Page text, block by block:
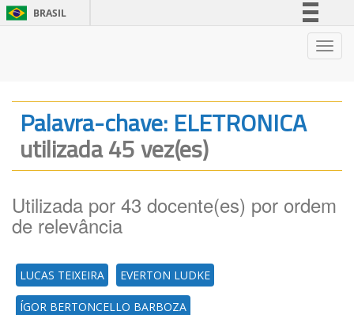
BRASIL
Legislação
Palavra-chave: ELETRONICA
utilizada 45 vez(es)
Utilizada por 43 docente(es) por ordem
de relevância
LUCAS TEIXEIRA EVERTON LUDKE
ÍGOR BERTONCELLO BARBOZA